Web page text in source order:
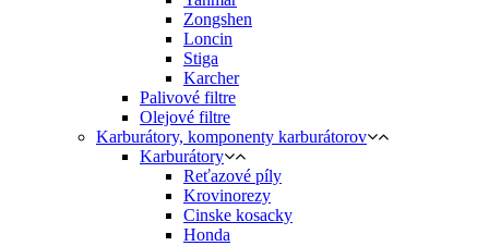
Zongshen
Loncin
Stiga
Karcher
Palivové filtre
Olejové filtre
Karburátory, komponenty karburátorov
Karburátory
Reťazové píly
Krovinorezy
Cinske kosacky
Honda